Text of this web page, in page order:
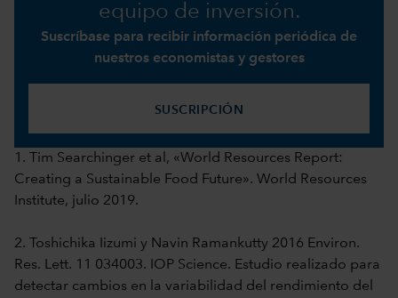
equipo de inversión.
Suscríbase para recibir información periódica de
nuestros economistas y gestores
SUSCRIPCIÓN
1. Tim Searchinger et al, «World Resources Report:
Creating a Sustainable Food Future». World Resources
Institute, julio 2019.
2. Toshichika Iizumi y Navin Ramankutty 2016 Environ.
Res. Lett. 11 034003. IOP Science. Estudio realizado para
detectar cambios en la variabilidad del rendimiento del